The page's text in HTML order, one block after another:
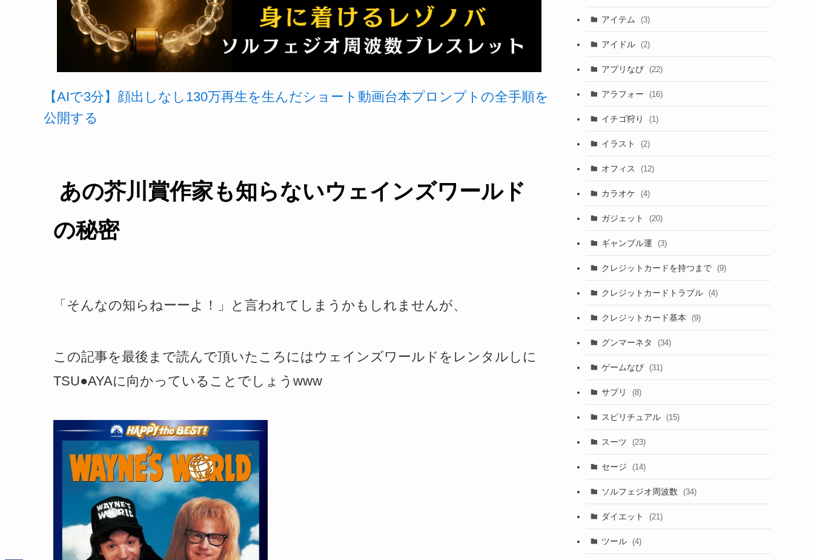
【AIで3分】顔出しなし130万再生を生んだショート動画台本プロンプトの全手順を
公開する
あの芥川賞作家も知らないウェインズワールド
の秘密
「そんなの知らねーーよ！」と言われてしまうかもしれませんが、
この記事を最後まで読んで頂いたころにはウェインズワールドをレンタルしに
TSU●AYAに向かっていることでしょうwww
アイテム (3)
アイドル (2)
アプリなび (22)
アラフォー (16)
イチゴ狩り (1)
イラスト (2)
オフィス (12)
カラオケ (4)
ガジェット (20)
ギャンブル運 (3)
クレジットカードを持つまで (9)
クレジットカードトラブル (4)
クレジットカード基本 (9)
グンマーネタ (34)
ゲームなび (31)
サプリ (8)
スピリチュアル (15)
スーツ (23)
セージ (14)
ソルフェジオ周波数 (34)
ダイエット (21)
ツール (4)